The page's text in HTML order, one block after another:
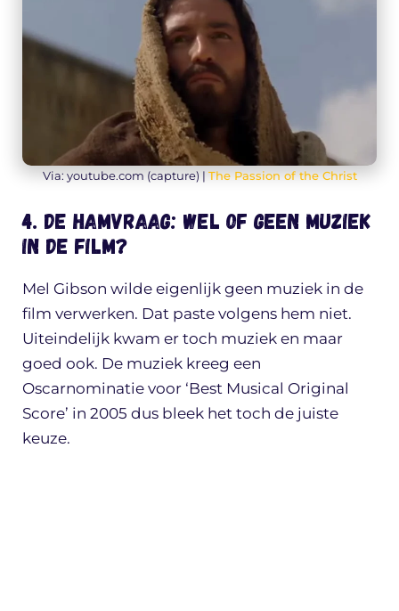
Via: youtube.com (capture) | The Passion of the Christ
4. De hamvraag: wel of geen muziek
in de film?
Mel Gibson wilde eigenlijk geen muziek in de
film verwerken. Dat paste volgens hem niet.
Uiteindelijk kwam er toch muziek en maar
goed ook. De muziek kreeg een
Oscarnominatie voor ‘Best Musical Original
Score’ in 2005 dus bleek het toch de juiste
keuze.